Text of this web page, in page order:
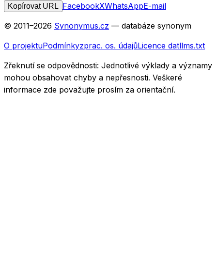
Kopírovat URL FacebookXWhatsAppE-mail
© 2011–2026 Synonymus.cz — databáze synonym
O projektuPodmínkyzprac. os. údajůLicence datllms.txt
Zřeknutí se odpovědnosti: Jednotlivé výklady a významy
mohou obsahovat chyby a nepřesnosti. Veškeré
informace zde považujte prosím za orientační.